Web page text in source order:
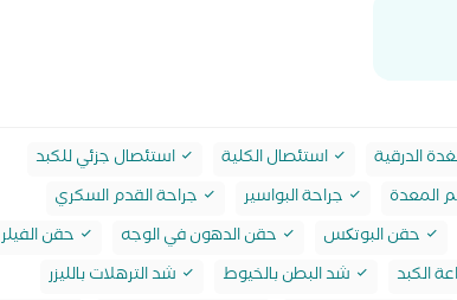
الدرقية استئصال الكلية
استئصال جزئي للكبد
المعدة جراحة البواسير
جراحة القدم السكري
حقن البوتکس حقن الدهون في الوجه
حقن الفيلر
الكبد شد البطن بالخيوط
شد الترهلات بالليزر